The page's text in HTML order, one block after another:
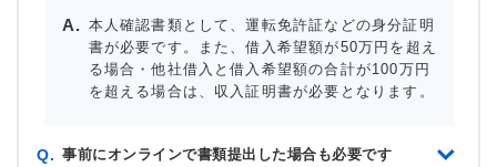
本人確認書類として、運転免許証などの身分証明
書が必要です。また、借入希望額が50万円を超え
る場合・他社借入と借入希望額の合計が100万円
を超える場合は、収入証明書が必要となります。
Q. 事前にオンラインで書類提出した場合も必要です